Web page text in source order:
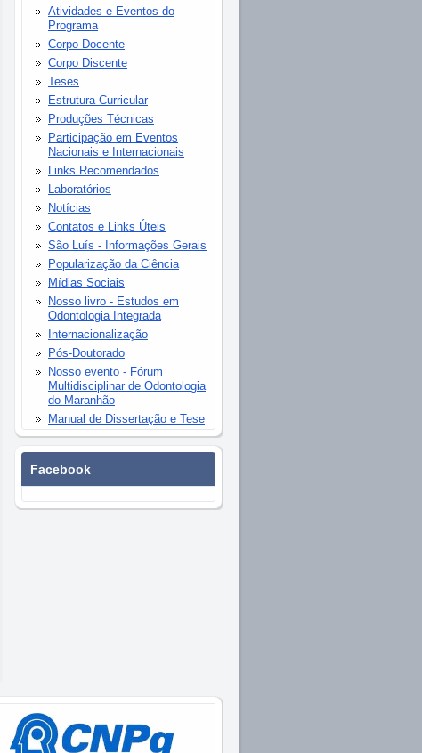
Atividades e Eventos do
Programa
Corpo Docente
Corpo Discente
Teses
Estrutura Curricular
Produções Técnicas
Participação em Eventos
Nacionais e Internacionais
Links Recomendados
Laboratórios
Notícias
Contatos e Links Úteis
São Luís - Informações Gerais
Popularização da Ciência
Mídias Sociais
Nosso livro - Estudos em
Odontologia Integrada
Internacionalização
Pós-Doutorado
Nosso evento - Fórum
Multidisciplinar de Odontologia
do Maranhão
Manual de Dissertação e Tese
Facebook